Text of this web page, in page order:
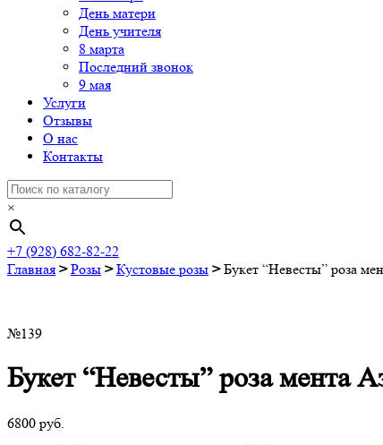
День матери
День учителя
8 марта
Последний звонок
9 мая
Услуги
Отзывы
О нас
Контакты
×
+7 (928) 682-82-22
Главная > Розы > Кустовые розы >Букет “Невесты” роза
№139
Букет “Невесты” роза мента
6800 руб.